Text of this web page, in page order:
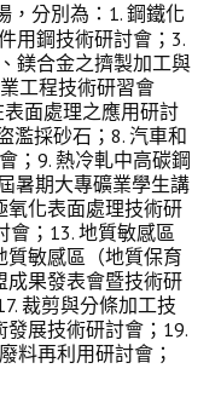
，分別為：1. 鋼鐵化
用鋼技術研討會；3.
鎂合金之擠製加工與
工程技術研習會
表面處理之應用研討
濫採砂石；8. 汽車和
；9. 熱冷軋中高碳鋼
暑期大專礦業學生講
氧化表面處理技術研
會；13. 地質敏感區
質敏感區（地質保育
成果發表會暨技術研
裁剪與分條加工技
展技術研討會；19.
料再利用研討會；